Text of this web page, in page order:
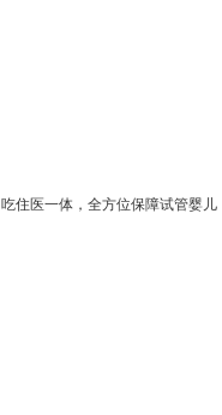
住医一体，全方位保障试管婴儿